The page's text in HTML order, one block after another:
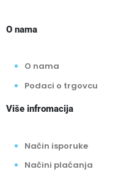
O nama
O nama
Podaci o trgovcu
Više infromacija
Način isporuke
Načini plaćanja